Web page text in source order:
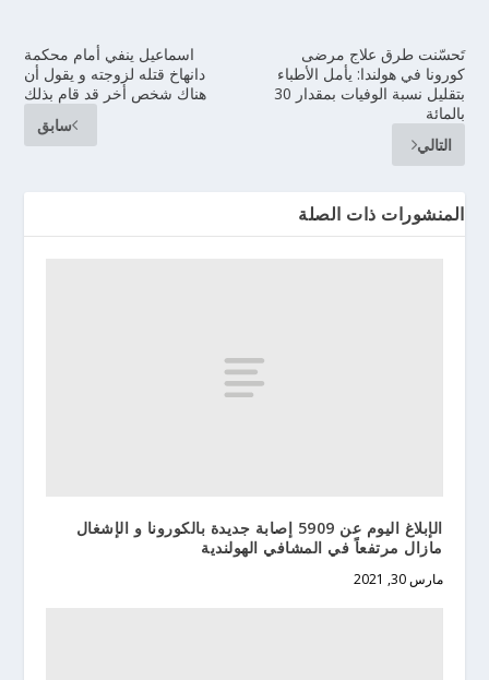
اسماعيل ينفي أمام محكمة
دانهاخ قتله لزوجته و يقول أن
هناك شخص أخر قد قام بذلك
سابق
تَحسّنت طرق علاج مرضى
كورونا في هولندا: يأمل الأطباء
بتقليل نسبة الوفيات بمقدار 30
بالمائة
التالي
المنشورات ذات الصلة
الإبلاغ اليوم عن 5909 إصابة جديدة بالكورونا و الإشغال
مازال مرتفعاً في المشافي الهولندية
مارس 30, 2021